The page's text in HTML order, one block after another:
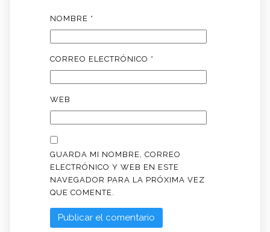
NOMBRE *
CORREO ELECTRÓNICO *
WEB
GUARDA MI NOMBRE, CORREO
ELECTRÓNICO Y WEB EN ESTE
NAVEGADOR PARA LA PRÓXIMA VEZ
QUE COMENTE.